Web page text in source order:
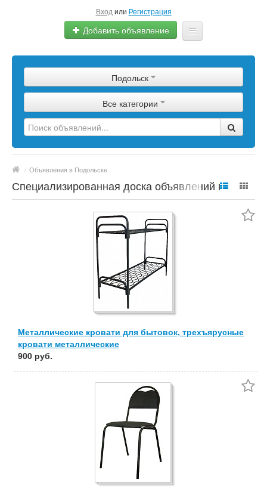
Вход или Регистрация
Добавить объявление
Сырье
Изделия
Оборудование
Еще
Подольск
Все категории
/ Объявления в Подольске
Специализированная доска объявлений по
Металлические кровати для бытовок, трехъярусные
кровати металлические
900 руб.